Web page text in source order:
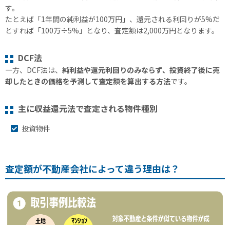
す。
たとえば「1年間の純利益が100万円」、還元される利回りが5%だ
とすれば「100万÷5%」となり、査定額は2,000万円となります。
DCF法
一方、DCF法は、 純利益や還元利回りのみならず、投資終了後に売
却したときの価格を予測して査定額を算出する方法です。
主に収益還元法で査定される物件種別
投資物件
査定額が不動産会社によって違う理由は？